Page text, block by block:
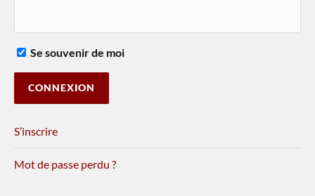
Se souvenir de moi
S’inscrire
Mot de passe perdu ?